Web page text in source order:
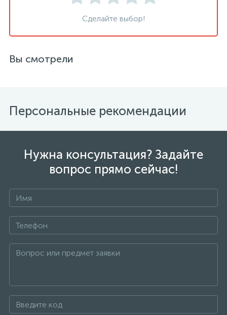
Сделайте выбор!
Вы смотрели
Персональные рекомендации
Нужна консультация? Задайте
вопрос прямо сейчас!